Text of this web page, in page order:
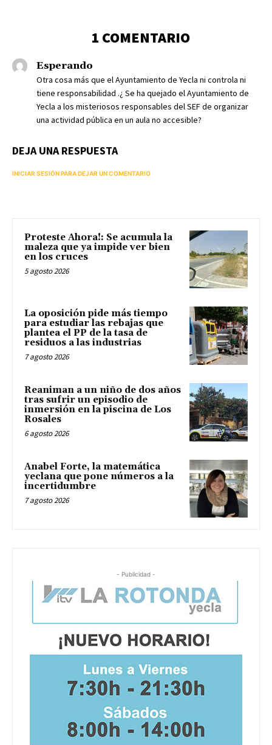
1 COMENTARIO
Esperando
Otra cosa más que el Ayuntamiento de Yecla ni controla ni
tiene responsabilidad .¿ Se ha quejado el Ayuntamiento de
Yecla a los misteriosos responsables del SEF de organizar
una actividad pública en un aula no accesible?
DEJA UNA RESPUESTA
INICIAR SESIÓN PARA DEJAR UN COMENTARIO
Proteste Ahora!: Se acumula la
maleza que ya impide ver bien
en los cruces
5 agosto 2026
La oposición pide más tiempo
para estudiar las rebajas que
plantea el PP de la tasa de
residuos a las industrias
7 agosto 2026
Reaniman a un niño de dos años
tras sufrir un episodio de
inmersión en la piscina de Los
Rosales
6 agosto 2026
Anabel Forte, la matemática
yeclana que pone números a la
incertidumbre
7 agosto 2026
- Publicidad -